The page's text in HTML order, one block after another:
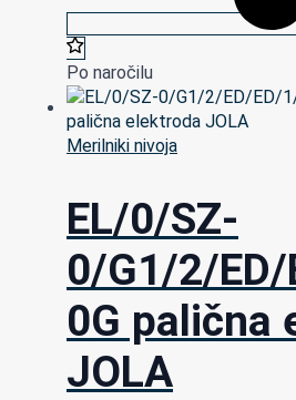
Po naročilu
Merilniki nivoja
EL/0/SZ-
0/G1/2/
0G palična
JOLA